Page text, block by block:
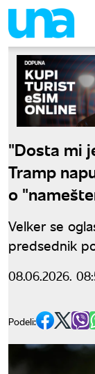
"Dosta mi
Tramp
o
Velker se
predsednik
08.06.2026.
Podeli: